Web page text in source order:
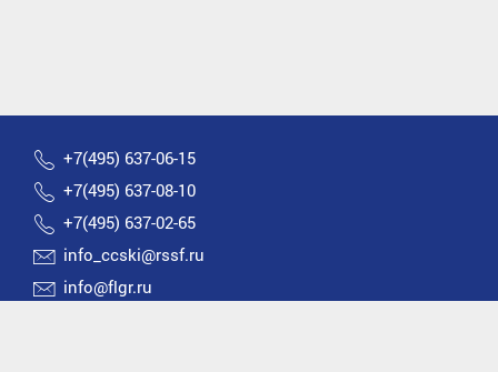
+7(495) 637-06-15
+7(495) 637-08-10
+7(495) 637-02-65
info_ccski@rssf.ru
info@flgr.ru